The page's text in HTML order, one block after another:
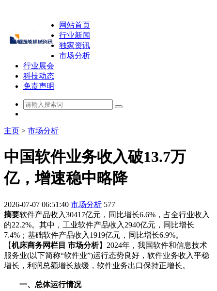
网站首页
行业新闻
独家资讯
市场分析
行业展会
科技动态
免责声明
主页 > 市场分析
中国软件业务收入破13.7万
亿，增速稳中略降
2026-07-07 06:51:40 市场分析 577
摘要软件产品收入30417亿元，同比增长6.6%，占全行业收入
的22.2%。其中，工业软件产品收入2940亿元，同比增长
7.4%；基础软件产品收入1919亿元，同比增长6.9%。
【机床商务网栏目 市场分析】2024年，我国软件和信息技术
服务业(以下简称“软件业”)运行态势良好，软件业务收入平稳
增长，利润总额增长放缓，软件业务出口保持正增长。
一、总体运行情况